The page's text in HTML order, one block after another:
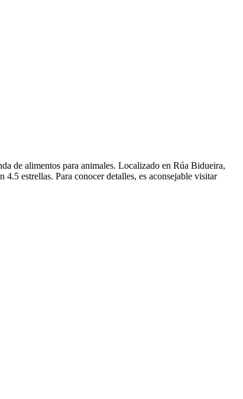
de alimentos para animales. Localizado en Rúa Bidueira,
estrellas. Para conocer detalles, es aconsejable visitar